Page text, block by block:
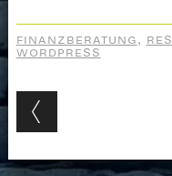
FINANZBERATUNG,
WORDPRESS
Post navigation